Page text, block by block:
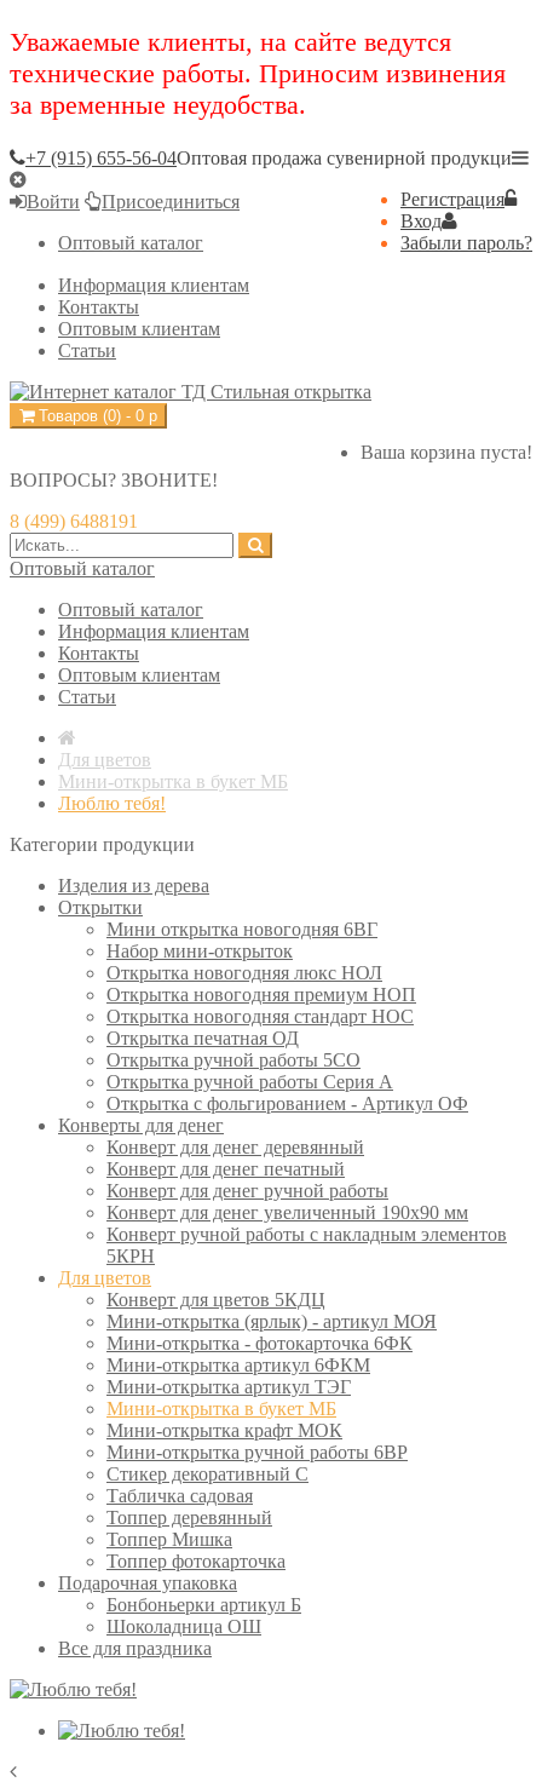
Уважаемые клиенты, на сайте ведутся
технические работы. Приносим извинения
за временные неудобства.
+7 (915) 655-56-04Оптовая продажа сувенирной продукци
Регистрация
Вход
Забыли пароль?
Войти
Присоединиться
Оптовый каталог
Информация клиентам
Контакты
Оптовым клиентам
Статьи
Товаров (0) - 0 р
Ваша корзина пуста!
ВОПРОСЫ? ЗВОНИТЕ!
8 (499) 6488191
Оптовый каталог
Оптовый каталог
Информация клиентам
Контакты
Оптовым клиентам
Статьи
Для цветов
Мини-открытка в букет МБ
Люблю тебя!
Категории продукции
Изделия из дерева
Открытки
Мини открытка новогодняя 6ВГ
Набор мини-открыток
Открытка новогодняя люкс НОЛ
Открытка новогодняя премиум НОП
Открытка новогодняя стандарт НОС
Открытка печатная ОД
Открытка ручной работы 5СО
Открытка ручной работы Серия А
Открытка с фольгированием - Артикул ОФ
Конверты для денег
Конверт для денег деревянный
Конверт для денег печатный
Конверт для денег ручной работы
Конверт для денег увеличенный 190х90 мм
Конверт ручной работы с накладным элементов
5КРН
Для цветов
Конверт для цветов 5КДЦ
Мини-открытка (ярлык) - артикул МОЯ
Мини-открытка - фотокарточка 6ФК
Мини-открытка артикул 6ФКМ
Мини-открытка артикул ТЭГ
Мини-открытка в букет МБ
Мини-открытка крафт МОК
Мини-открытка ручной работы 6ВР
Стикер декоративный С
Табличка садовая
Топпер деревянный
Топпер Мишка
Топпер фотокарточка
Подарочная упаковка
Бонбоньерки артикул Б
Шоколадница ОШ
Все для праздника